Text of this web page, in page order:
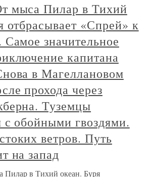
мыса Пилар в Тихий
отбрасывает «Спрей» к
значительное
капитана
в Магеллановом
прохода через
Туземцы
с обойными гвоздями.
ветров. Путь
на запад
в Тихий океан. Буря